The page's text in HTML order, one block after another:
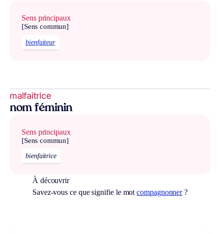
Sens principaux
[Sens commun]
bienfaiteur
malfaitrice
nom féminin
Sens principaux
[Sens commun]
bienfaitrice
À découvrir
Savez-vous ce que signifie le motcompagnonner?